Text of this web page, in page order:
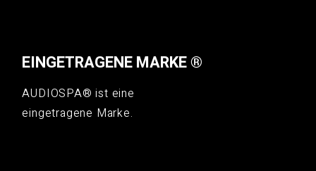
EINGETRAGENE MARKE ®
AUDIOSPA® ist eine
eingetragene Marke.